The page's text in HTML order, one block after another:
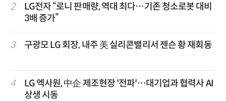
2
LG전자 “로니 판매량, 역대 최다…기존 청소로봇 대비
3배 증가”
3 구광모 LG 회장, 내주 美 실리콘밸리서 젠슨 황 재회동
4
LG 엑사원, 中企 제조현장 '전파'…대기업과 협력사 AI
상생 시동